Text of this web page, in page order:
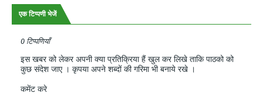
एक टिप्पणी भेजें
0 टिप्पणियाँ
इस खबर को लेकर अपनी क्या प्रतिक्रिया हैं खुल कर लिखे ताकि पाठको को
कुछ संदेश जाए । कृपया अपने शब्दों की गरिमा भी बनाये रखे ।
कमेंट करे